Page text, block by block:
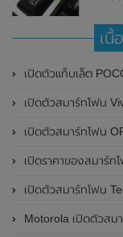
เนื้
เปิดตัวแท็บเล็ต POCO Pad (5G) อย่างเป็นทาง
เปิดตัวสมาร์ทโฟน Vivo Y03t ในประเทศฟิลิปปินส์อย่างเป็
เปิดตัวสมาร์ทโฟน OPPO A3 Pro
เปิดราคาของสมาร์ทโฟน
เปิดตัวสมาร์ทโฟน Tecno Spark Go 1 อย่า
Motorola เปิดตัวสมาร์